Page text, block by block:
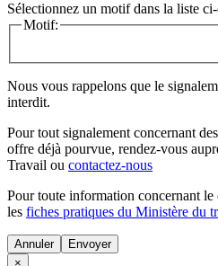
Sélectionnez un motif dans la liste ci-
Motif:
Nous vous rappelons que le
interdit.
Pour tout signalement concernant des
offre déjà pourvue, rendez-vous
Travail ou contactez-nous
Pour toute information concernant le
les fiches pratiques du Ministère du
Annuler
×